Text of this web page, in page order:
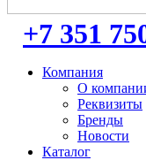
+7 351
Компания
О
Реквизиты
Бренды
Новости
Каталог